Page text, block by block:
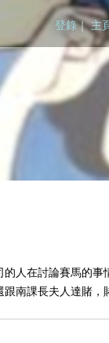
登錄｜主
人在討論賽馬的
南課長夫人達賭，